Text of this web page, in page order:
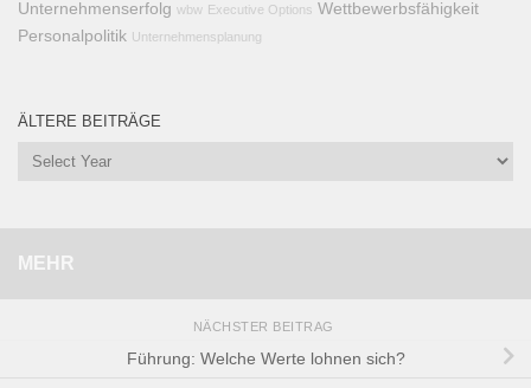
Unternehmenserfolg wbw Executive Options Wettbewerbsfähigkeit
Personalpolitik
Unternehmensplanung
ÄLTERE BEITRÄGE
MEHR
NÄCHSTER BEITRAG
Führung: Welche Werte lohnen sich?